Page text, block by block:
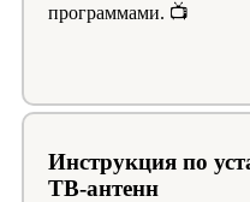
программами. 📺
Инструкция по
ТВ-антенн